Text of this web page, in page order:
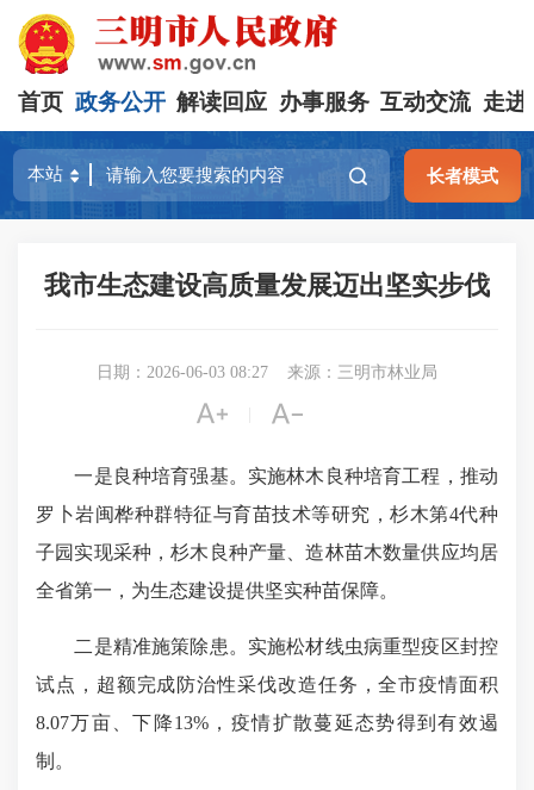
首页 政务公开 解读回应 办事服务 互动交流 走进
长者模式
我市生态建设高质量发展迈出坚实步伐
日期：2026-06-03 08:27 来源：三明市林业局
 
一是良种培育强基。实施林木良种培育工程，推动
罗卜岩闽桦种群特征与育苗技术等研究，杉木第4代种
子园实现采种，杉木良种产量、造林苗木数量供应均居
全省第一，为生态建设提供坚实种苗保障。
二是精准施策除患。实施松材线虫病重型疫区封控
试点，超额完成防治性采伐改造任务，全市疫情面积
8.07万亩、下降13%，疫情扩散蔓延态势得到有效遏
制。